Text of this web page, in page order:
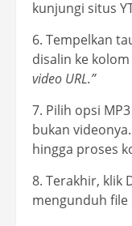
kunjungi situs
6. Tempelkan
disalin ke
video URL.”
7. Pilih opsi
bukan
hingga proses
8. Terakhir, klik
mengunduh file